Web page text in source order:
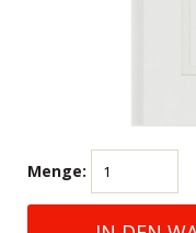
Menge: